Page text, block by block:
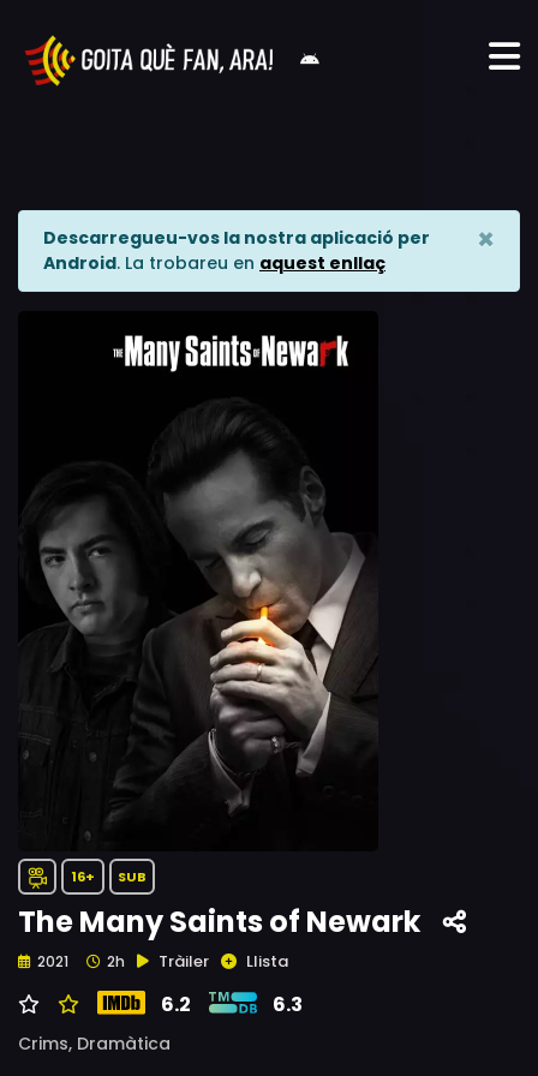
Descarregueu-vos la nostra aplicació per
Android. La trobareu en aquest enllaç
×
16+ SUB
The Many Saints of Newark
2021 2h Tràiler Llista
6.2 6.3
Crims, Dramàtica